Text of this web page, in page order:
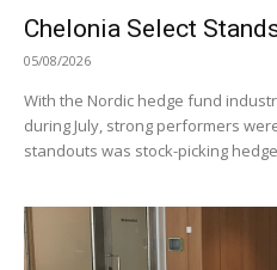
Chelonia Select
05/08/2026
With the Nordic hedge fund
during July, strong performers
standouts was stock-picking